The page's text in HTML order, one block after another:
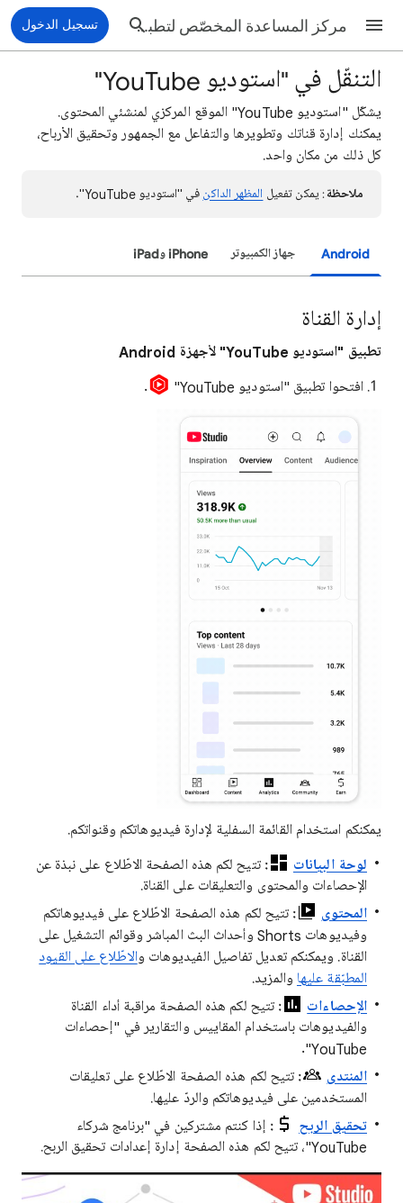
مركز المساعدة المخصّص لتطبيق "استوديو YouTube" تسجيل الدخول
التنقّل في "استوديو YouTube"
يشكّل "استوديو YouTube" الموقع المركزي لمنشئي المحتوى.
يمكنك إدارة قناتك وتطويرها والتفاعل مع الجمهور وتحقيق الأرباح،
كل ذلك من مكان واحد.
ملاحظة: يمكن تفعيل المظهر الداكن في "استوديو YouTube".
Android جهاز الكمبيوتر iPhone وiPad
إدارة القناة
تطبيق "استوديو YouTube" لأجهزة Android
افتحوا تطبيق "استوديو YouTube"
.
​يمكنكم استخدام القائمة السفلية لإدارة فيديوهاتكم وقنواتكم.
لوحة البيانات
: تتيح لكم هذه الصفحة الاطّلاع على نبذة عن
الإحصاءات والمحتوى والتعليقات على القناة.
المحتوى
: تتيح لكم هذه الصفحة الاطّلاع على فيديوهاتكم
وفيديوهات Shorts وأحداث البث المباشر وقوائم التشغيل على
القناة. ويمكنكم تعديل تفاصيل الفيديوهات والاطّلاع على القيود
المطبّقة عليها والمزيد.
الإحصاءات
: تتيح لكم هذه الصفحة مراقبة أداء القناة
والفيديوهات باستخدام المقاييس والتقارير في "إحصاءات
YouTube".
المنتدى
: تتيح لكم هذه الصفحة الاطّلاع على تعليقات
المستخدمين على فيديوهاتكم والردّ عليها.
تحقيق الربح
: إذا كنتم مشتركين في "برنامج شركاء
YouTube"، تتيح لكم هذه الصفحة إدارة إعدادات تحقيق الربح.